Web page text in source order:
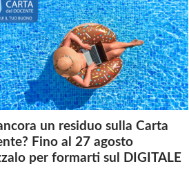
un residuo sulla Carta
Fino al 27 agosto
per formarti sul DIGITALE